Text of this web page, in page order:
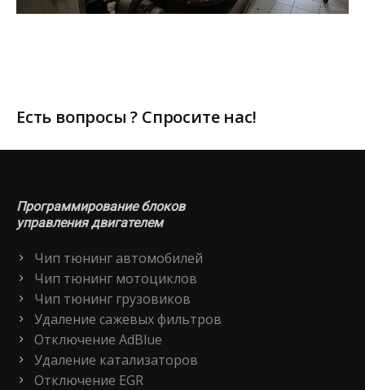
Есть вопросы ? Спросите нас!
Программирование блоков
управления двигателем
Чип тюнинг автомобилей
Чип тюнинг мотоциклов
Чип тюнинг грузовиков
Удаление сажевых фильтров
Отключение AdBlue
Удаление катализаторов
Отключение EGR